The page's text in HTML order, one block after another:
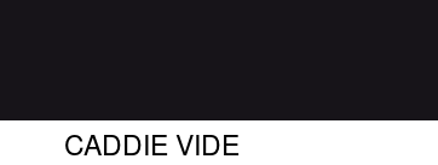
CADDIE VIDE